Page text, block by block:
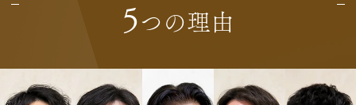
5 つの理由